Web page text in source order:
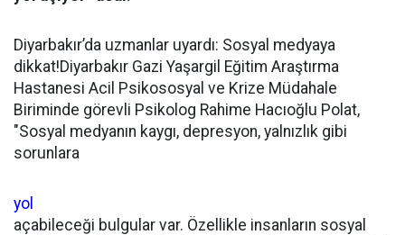
Diyarbakır’da uzmanlar uyardı: Sosyal medyaya
dikkat!Diyarbakır Gazi Yaşargil Eğitim Araştırma
Hastanesi Acil Psikososyal ve Krize Müdahale
Biriminde görevli Psikolog Rahime Hacıoğlu Polat,
"Sosyal medyanın kaygı, depresyon, yalnızlık gibi
sorunlara
yol
açabileceği bulgular var. Özellikle insanların sosyal